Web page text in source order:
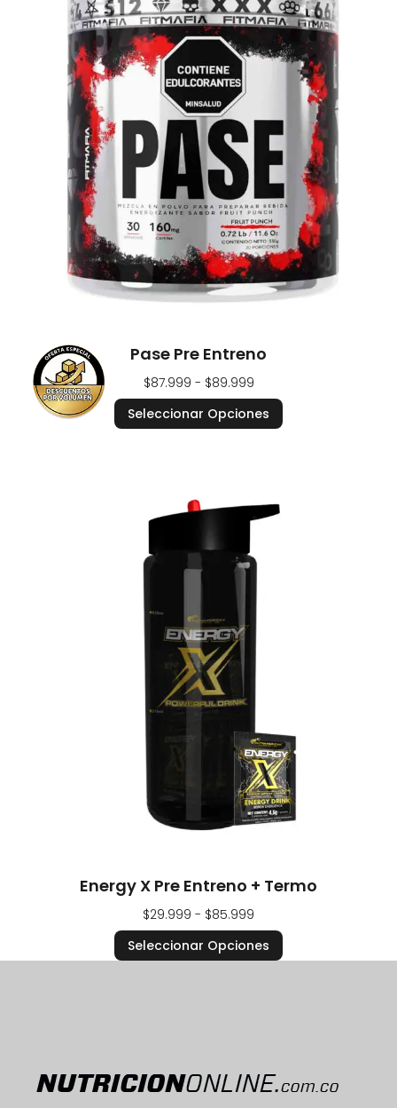
Pase Pre Entreno
$87.999 - $89.999
Seleccionar Opciones
Energy X Pre Entreno + Termo
$29.999 - $85.999
Seleccionar Opciones